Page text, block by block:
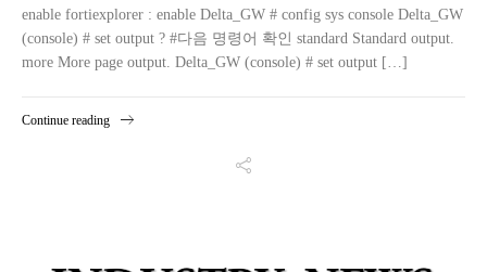
enable fortiexplorer : enable Delta_GW # config sys console Delta_GW
(console) # set output ? #다음 명령어 확인 standard Standard output.
more More page output. Delta_GW (console) # set output […]
Continue reading